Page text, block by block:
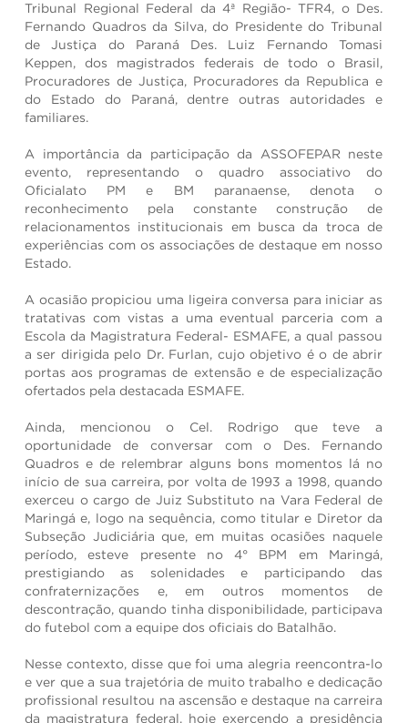
Tribunal Regional Federal da 4ª Região- TFR4, o Des.
Fernando Quadros da Silva, do Presidente do Tribunal
de Justiça do Paraná Des. Luiz Fernando Tomasi
Keppen, dos magistrados federais de todo o Brasil,
Procuradores de Justiça, Procuradores da Republica e
do Estado do Paraná, dentre outras autoridades e
familiares.
A importância da participação da ASSOFEPAR neste
evento, representando o quadro associativo do
Oficialato PM e BM paranaense, denota o
reconhecimento pela constante construção de
relacionamentos institucionais em busca da troca de
experiências com os associações de destaque em nosso
Estado.
A ocasião propiciou uma ligeira conversa para iniciar as
tratativas com vistas a uma eventual parceria com a
Escola da Magistratura Federal- ESMAFE, a qual passou
a ser dirigida pelo Dr. Furlan, cujo objetivo é o de abrir
portas aos programas de extensão e de especialização
ofertados pela destacada ESMAFE.
Ainda, mencionou o Cel. Rodrigo que teve a
oportunidade de conversar com o Des. Fernando
Quadros e de relembrar alguns bons momentos lá no
início de sua carreira, por volta de 1993 a 1998, quando
exerceu o cargo de Juiz Substituto na Vara Federal de
Maringá e, logo na sequência, como titular e Diretor da
Subseção Judiciária que, em muitas ocasiões naquele
período, esteve presente no 4° BPM em Maringá,
prestigiando as solenidades e participando das
confraternizações e, em outros momentos de
descontração, quando tinha disponibilidade, participava
do futebol com a equipe dos oficiais do Batalhão.
Nesse contexto, disse que foi uma alegria reencontra-lo
e ver que a sua trajetória de muito trabalho e dedicação
profissional resultou na ascensão e destaque na carreira
da magistratura federal, hoje exercendo a presidência